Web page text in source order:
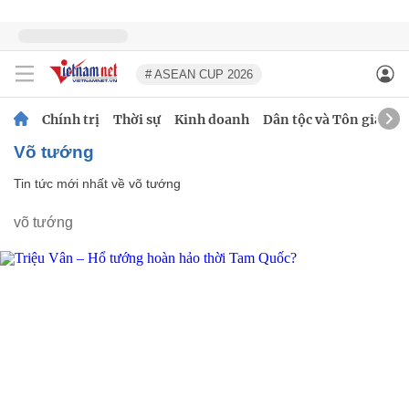
# ASEAN CUP 2026
Chính trị Thời sự Kinh doanh Dân tộc và Tôn giáo
võ tướng
Tin tức mới nhất về võ tướng
võ tướng